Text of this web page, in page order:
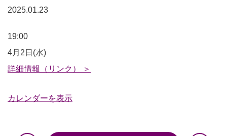
2025.01.23
2025
明
治
田
19:00
4月2日(水)
詳細情報（リンク） ＞
カレンダーを表示